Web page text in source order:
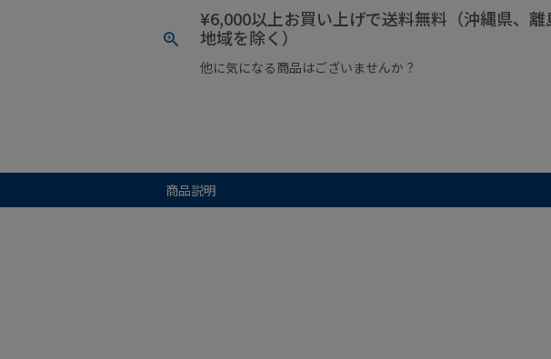
¥6,000以上お買い上げで送料無料（沖縄県、離
地域を除く）
他に気になる商品はございませんか？
商品説明